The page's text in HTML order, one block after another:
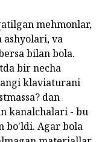
mehmonlar,
ashyolari, va
bilan bola.
bir necha
klaviaturani
dan
kanalchalari - bu
bo'ldi. Agar bola